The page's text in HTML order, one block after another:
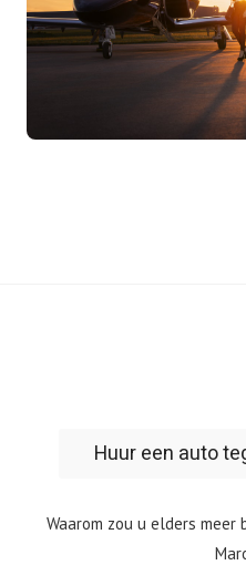
Huur een auto
Waarom zou u elders